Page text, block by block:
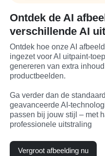
Ontdek de AI
verschillende AI
Ontdek hoe onze AI
ingezet voor AI uitpaint-
genereren van extra
productbeelden.
Ga verder dan de
geavanceerde AI-
passen bij jouw stijl – met
professionele uitstraling
Vergroot afbeelding nu